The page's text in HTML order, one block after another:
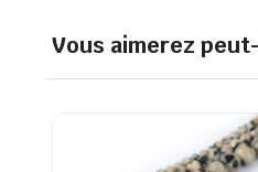
Vous aimerez